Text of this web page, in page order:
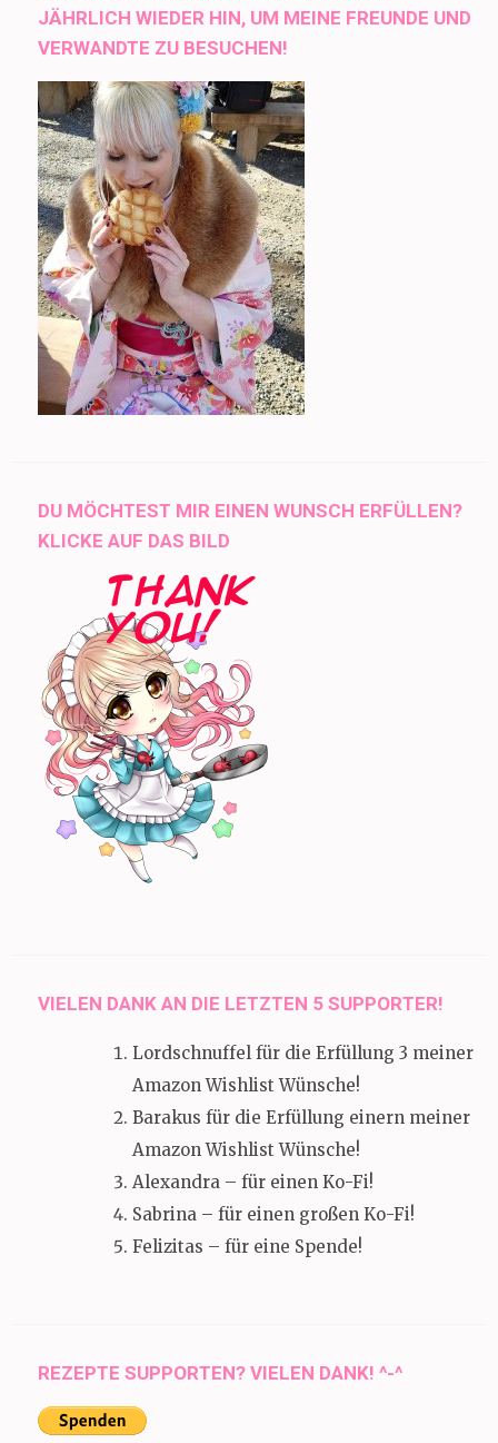
JÄHRLICH WIEDER HIN, UM MEINE FREUNDE UND
VERWANDTE ZU BESUCHEN!
DU MÖCHTEST MIR EINEN WUNSCH ERFÜLLEN?
KLICKE AUF DAS BILD
VIELEN DANK AN DIE LETZTEN 5 SUPPORTER!
Lordschnuffel für die Erfüllung 3 meiner
Amazon Wishlist Wünsche!
Barakus für die Erfüllung einern meiner
Amazon Wishlist Wünsche!
Alexandra – für einen Ko-Fi!
Sabrina – für einen großen Ko-Fi!
Felizitas – für eine Spende!
REZEPTE SUPPORTEN? VIELEN DANK! ^-^